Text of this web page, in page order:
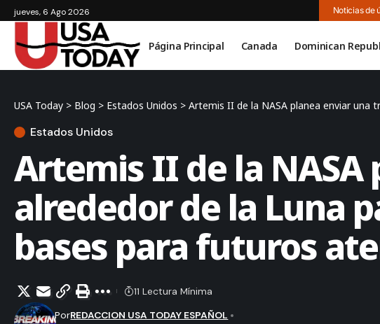
jueves, 6 Ago 2026 Noticias de
Página Principal Canada Dominican
USA Today > Blog > Estados Unidos > Artemis II de la NASA planea enviar una
Estados Unidos
Artemis II de la
alrededor de la Luna
bases para futuros
PorREDACCION USA TODAY ESPAÑOL
11 Lectura Mínima